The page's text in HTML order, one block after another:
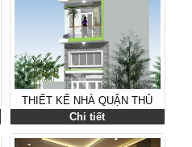
THIẾT KẾ NHÀ QUẬN THỦ
ĐỨC-NHÀ SỰ ĐƯỜNG 22-
QUẬN THỦ ĐỨC
Chi tiết